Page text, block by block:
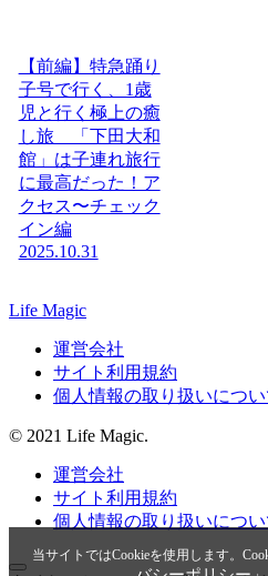
【前編】特急踊り
子号で行く、1歳
児と行く極上の癒
し旅 「下田大和
館」は子連れ旅行
に最高だった！ア
クセス〜チェック
イン編
2025.10.31
Life Magic
運営会社
サイト利用規約
個人情報の取り扱いについ
© 2021 Life Magic.
運営会社
サイト利用規約
個人情報の取り扱いについ
当サイトではCookieを使用します。